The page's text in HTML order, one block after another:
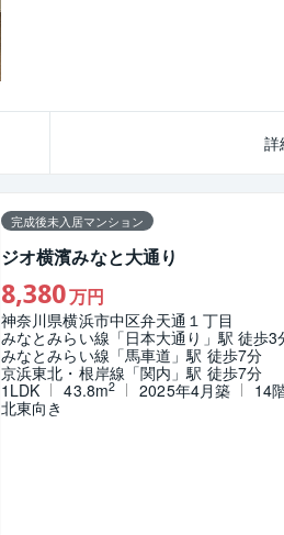
詳
完成後未入居マンション
ジオ横濱みなと大通り
8,380万円
神奈川県横浜市中区弁天通１丁目
みなとみらい線「日本大通り」駅 徒歩3
みなとみらい線「馬車道」駅 徒歩7分
京浜東北・根岸線「関内」駅 徒歩7分
1LDK
43.8m2 2025年4月築
14
北東向き